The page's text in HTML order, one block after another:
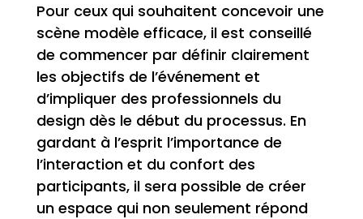
Pour ceux qui souhaitent concevoir une
scène modèle efficace, il est conseillé
de commencer par définir clairement
les objectifs de l’événement et
d’impliquer des professionnels du
design dès le début du processus. En
gardant à l’esprit l’importance de
l’interaction et du confort des
participants, il sera possible de créer
un espace qui non seulement répond